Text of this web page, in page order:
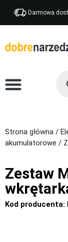
Darmowa
Strona główna /
akumulatorowe /
Zestaw
Kod producenta: